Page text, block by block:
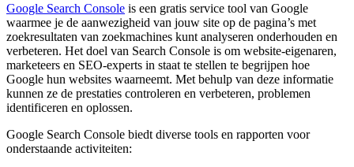
Google Search Console is een gratis service tool van Google
waarmee je de aanwezigheid van jouw site op de pagina’s met
zoekresultaten van zoekmachines kunt analyseren onderhouden en
verbeteren. Het doel van Search Console is om website-eigenaren,
marketeers en SEO-experts in staat te stellen te begrijpen hoe
Google hun websites waarneemt. Met behulp van deze informatie
kunnen ze de prestaties controleren en verbeteren, problemen
identificeren en oplossen.
Google Search Console biedt diverse tools en rapporten voor
onderstaande activiteiten: